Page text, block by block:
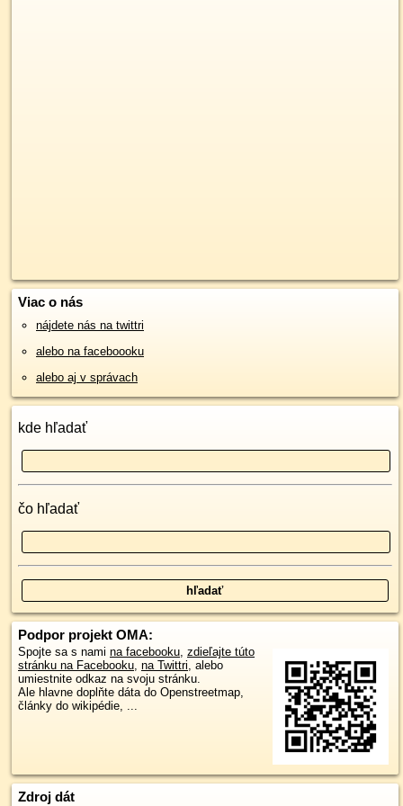
Viac o nás
nájdete nás na twittri
alebo na faceboooku
alebo aj v správach
kde hľadať
čo hľadať
Podpor projekt OMA:
Spojte sa s nami na facebooku, zdieľajte túto
stránku na Facebooku, na Twittri, alebo
umiestnite odkaz na svoju stránku.
Ale hlavne doplňte dáta do Openstreetmap,
články do wikipédie, ...
Zdroj dát